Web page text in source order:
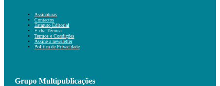
Assinaturas
Contactos
Estatuto Editorial
Ficha Técnica
Termos e Condições
Assine a newsletter
Política de Privacidade
Grupo Multipublicações